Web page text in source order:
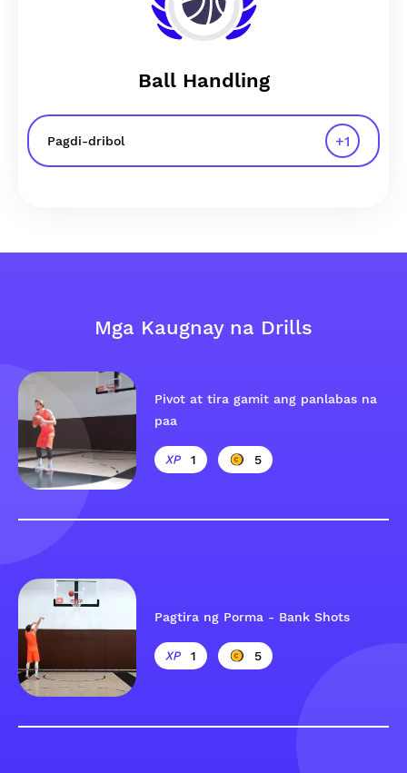
Ball Handling
Pagdi-dribol +1
Mga Kaugnay na Drills
Pivot at tira gamit ang panlabas na
paa
1 5
Pagtira ng Porma - Bank Shots
1 5